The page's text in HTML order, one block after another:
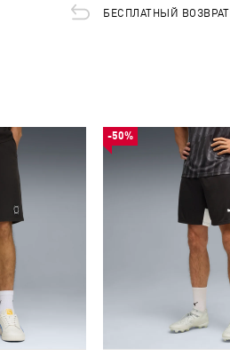
БЕСПЛАТНЫЙ ВОЗВРАТ
-50%